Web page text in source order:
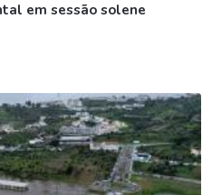
em sessão solene